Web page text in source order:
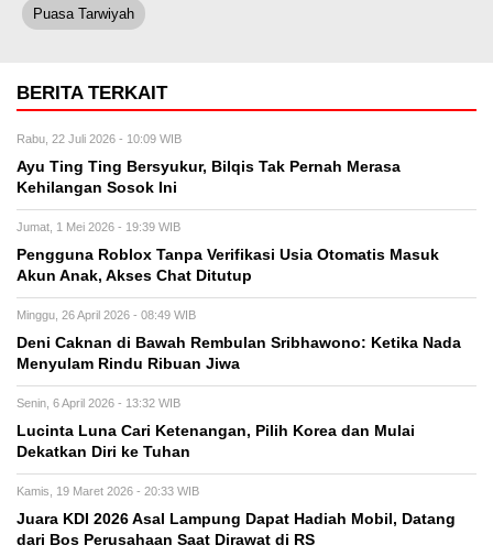
Puasa Tarwiyah
BERITA TERKAIT
Rabu, 22 Juli 2026 - 10:09 WIB
Ayu Ting Ting Bersyukur, Bilqis Tak Pernah Merasa
Kehilangan Sosok Ini
Jumat, 1 Mei 2026 - 19:39 WIB
Pengguna Roblox Tanpa Verifikasi Usia Otomatis Masuk
Akun Anak, Akses Chat Ditutup
Minggu, 26 April 2026 - 08:49 WIB
Deni Caknan di Bawah Rembulan Sribhawono: Ketika Nada
Menyulam Rindu Ribuan Jiwa
Senin, 6 April 2026 - 13:32 WIB
Lucinta Luna Cari Ketenangan, Pilih Korea dan Mulai
Dekatkan Diri ke Tuhan
Kamis, 19 Maret 2026 - 20:33 WIB
Juara KDI 2026 Asal Lampung Dapat Hadiah Mobil, Datang
dari Bos Perusahaan Saat Dirawat di RS